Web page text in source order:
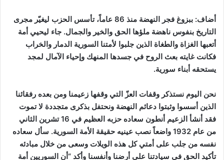
أضاف: ببزوغ فجر النهضة منذ 86 عاماً، تأسس الحزب ليغيّر مجرى
التاريخ بنفوس ناهضة ملؤها الحق والخير والجمال. جاء ليحيي أمة
أتعبها الغزاة والطغاة الذين جلبوا لأمتنا السورية الدمار والخراب
فكانت غايته بعث الروح في جسدها المنهك وإحياء الآمال لمجد
يستحقه أبناء سورية.
نحن اليوم نستذكر وقفات العزّ التي وقفها زعيمنا ومن بعده رفقائنا
الذين أسسوا وثبتوا دعائم النهضة ونحتفل بذكرى متجددة لا تموت
فقد أنشأ الزعيم أنطون سعاده حزبه العظيم في 16 تشرين الثاني
من عام 1932 واضعاً نصب عينيه حقيقة الأمة السورية. سأل سعاده
نفسه من جلب على أمتي كل هذه الويلات وسعى من خلال مبادئه
تأكيد الحق في سيادتنا على أرضنا وأنفسنا وأكد “أن السوريين أمة